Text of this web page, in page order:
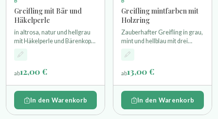
Greifling mit Bär und
Häkelperle
in altrosa, natur und hellgrau
mit Häkelperle und Bärenkopf
als Motivperle einem
Glöckchen und einem Holzring
ab12,00 €
In den Warenkorb
Greifling mintfarben mit
Holzring
Zauberhafter Greifling in grau,
mint und hellblau mit drei
Silikonperlen einem
Miniholzring und Glöckchen
ab13,00 €
In den Warenkorb